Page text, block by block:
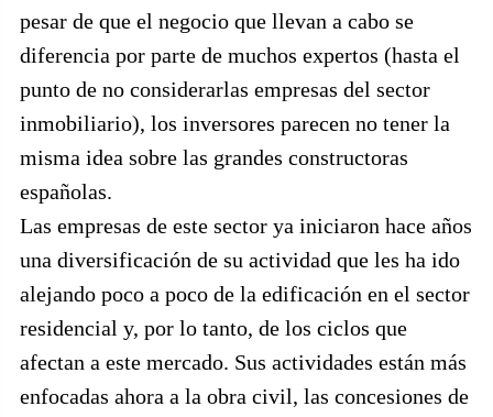
pesar de que el negocio que llevan a cabo se
diferencia por parte de muchos expertos (hasta el
punto de no considerarlas empresas del sector
inmobiliario), los inversores parecen no tener la
misma idea sobre las grandes constructoras
españolas.
Las empresas de este sector ya iniciaron hace años
una diversificación de su actividad que les ha ido
alejando poco a poco de la edificación en el sector
residencial y, por lo tanto, de los ciclos que
afectan a este mercado. Sus actividades están más
enfocadas ahora a la obra civil, las concesiones de